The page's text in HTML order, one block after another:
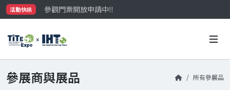
活動快訊
參觀門票開放申請中‼️
最大規模台灣五金展TiTE x IHT，2026/10/20-22與您在
參展商與展品 所有參展品